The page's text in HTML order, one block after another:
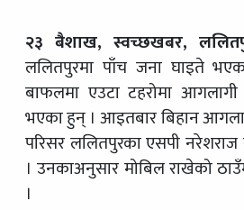
२३ बैशाख, स्वच्छखबर,
ललितपुरमा पाँच जना घाइते
बाफलमा एउटा टहरोमा
भएका हुन् । आइतबार बिहान
परिसर ललितपुरका एसपी
। उनकाअनुसार मोबिल राखेको
।